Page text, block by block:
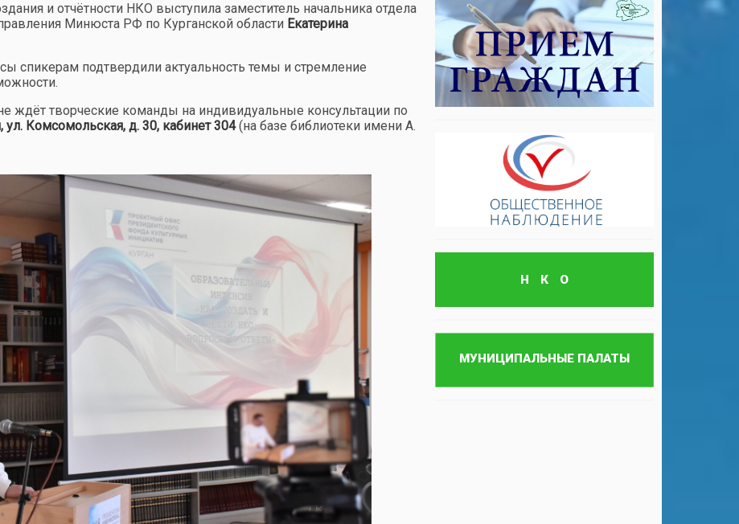
и отчётности НКО выступила заместитель начальника отдела
Минюста РФ по Курганской области Екатерина
спикерам подтвердили актуальность темы и стремление
ждёт творческие команды на индивидуальные консультации по
ул. Комсомольская, д. 30, кабинет 304(на базе библиотеки имени А.